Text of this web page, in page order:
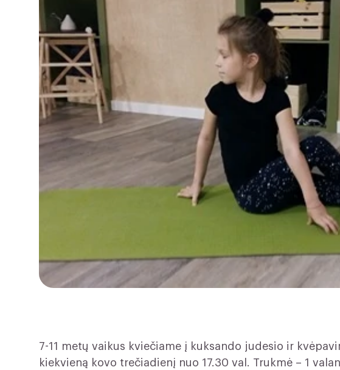
7-11 metų vaikus kviečiame į kuksando judesio ir
kiekvieną kovo trečiadienį nuo 17.30 val. Trukmė – 1